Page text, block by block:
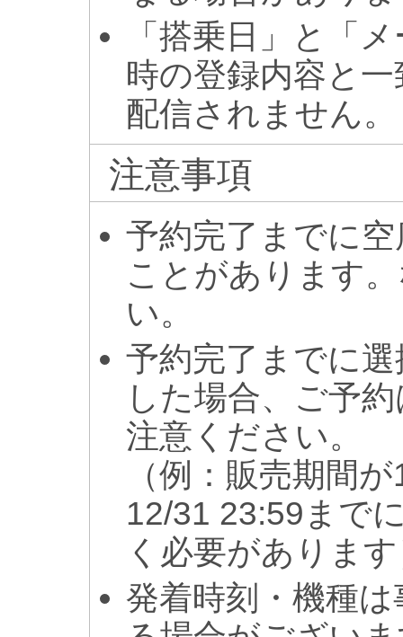
「搭乗日」と「
時の登録内容と
配信されません。
注意事項
予約完了までに
ことがあります
い。
予約完了までに
した場合、ご予
注意ください。
（例：販売期間
12/31 23:59まで
く必要がありま
発着時刻・機種